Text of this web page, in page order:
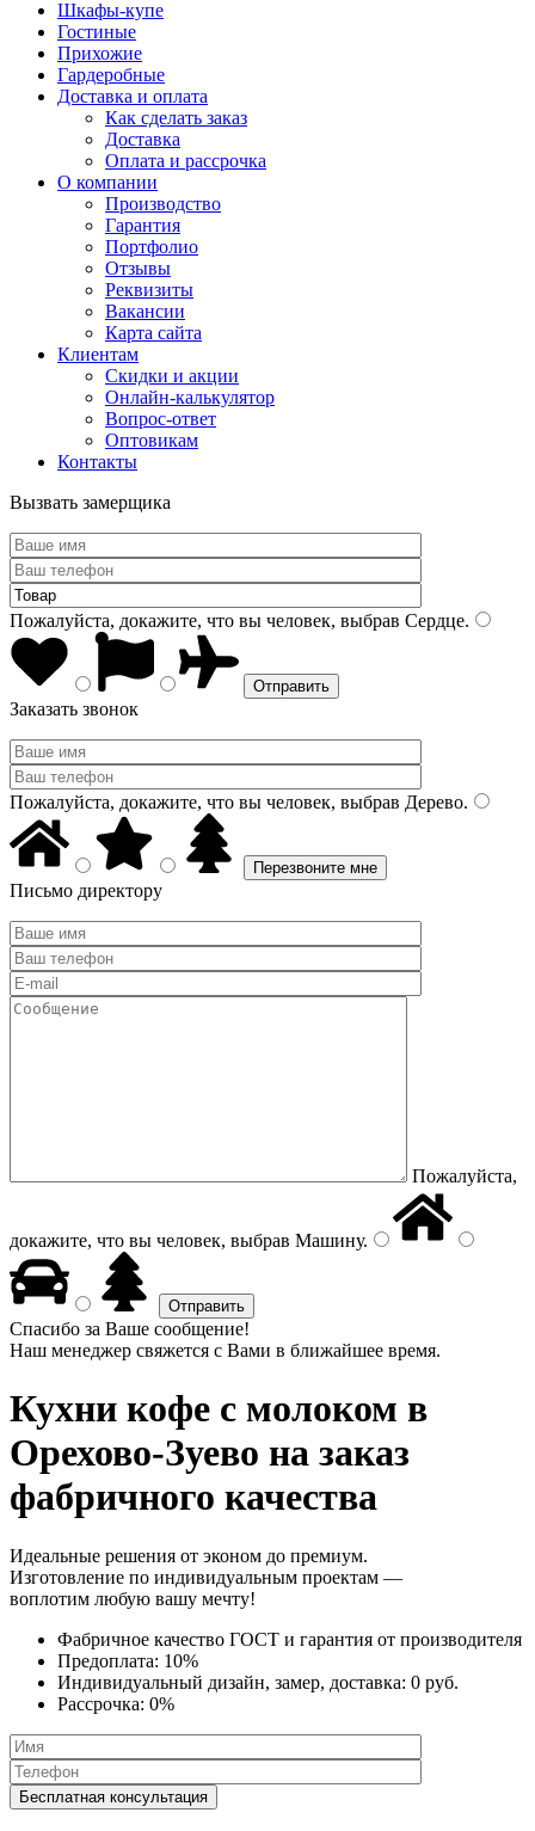
Шкафы-купе
Гостиные
Прихожие
Гардеробные
Доставка и оплата
Как сделать заказ
Доставка
Оплата и рассрочка
О компании
Производство
Гарантия
Портфолио
Отзывы
Реквизиты
Вакансии
Карта сайта
Клиентам
Скидки и акции
Онлайн-калькулятор
Вопрос-ответ
Оптовикам
Контакты
Вызвать замерщика
Пожалуйста, докажите, что вы человек, выбрав Сердце.
Заказать звонок
Пожалуйста, докажите, что вы человек, выбрав Дерево.
Письмо директору
Пожалуйста,
докажите, что вы человек, выбрав Машину.
Спасибо за Ваше сообщение!
Наш менеджер свяжется с Вами в ближайшее время.
Кухни кофе с молоком в
Орехово-Зуево на заказ
фабричного качества
Идеальные решения от эконом до премиум.
Изготовление по индивидуальным проектам —
воплотим любую вашу мечту!
Фабричное качество ГОСТ и гарантия от производителя
Предоплата: 10%
Индивидуальный дизайн, замер, доставка: 0 руб.
Рассрочка: 0%